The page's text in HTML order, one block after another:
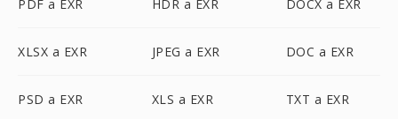
PDF a EXR HDR a EXR DOCX a EXR
XLSX a EXR JPEG a EXR DOC a EXR
PSD a EXR XLS a EXR TXT a EXR